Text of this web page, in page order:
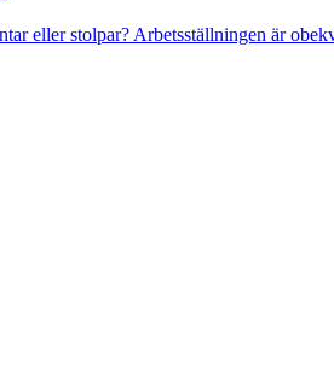
eller stolpar? Arbetsställningen är